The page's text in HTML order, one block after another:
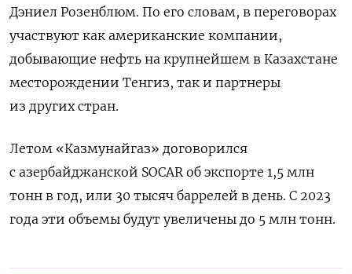
Дэниел Розенблюм. По его словам, в переговорах
участвуют как американские компании,
добывающие нефть на крупнейшем в Казахстане
месторождении Тенгиз, так и партнеры
из других стран.
Летом «Казмунайгаз» договорился
с азербайджанской SOCAR об экспорте 1,5 млн
тонн в год, или 30 тысяч баррелей в день. С 2023
года эти объемы будут увеличены до 5 млн тонн.